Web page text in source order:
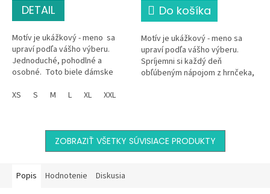
DETAIL
Motív je ukážkový - meno sa
upraví podľa vášho výberu.
Jednoduché, pohodlné a
osobné. Toto biele dámske
jemným kvetinovým motívom
XS S M L XL XXL
Do košíka
Motív je ukážkový - meno sa
upraví podľa vášho výberu.
Spríjemni si každý deň
obľúbeným nápojom z hrnčeka,
ZOBRAZIŤ VŠETKY SÚVISIACE PRODUKTY
Popis Hodnotenie Diskusia